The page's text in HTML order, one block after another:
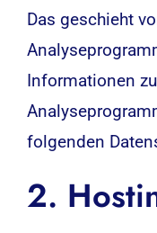
Das geschieht
Informationen
folgenden
2.